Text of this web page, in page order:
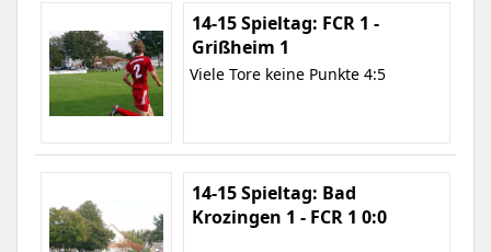
14-15 Spieltag: FCR 1 -
Grißheim 1
Viele Tore keine Punkte 4:5
14-15 Spieltag: Bad
Krozingen 1 - FCR 1 0:0